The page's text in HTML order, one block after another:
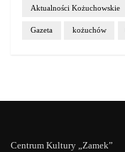
Aktualności Kożuchowskie
Gazeta kożuchów
Centrum Kultury „Zamek”